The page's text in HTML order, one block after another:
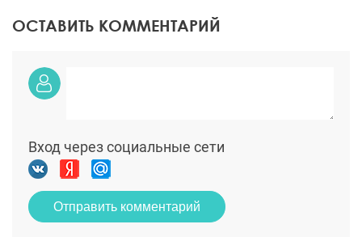
ОСТАВИТЬ КОММЕНТАРИЙ
Вход через социальные сети
Отправить комментарий